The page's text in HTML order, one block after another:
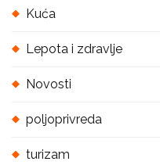
Kuća
Lepota i zdravlje
Novosti
poljoprivreda
turizam